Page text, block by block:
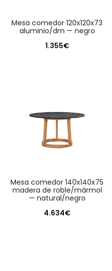
mesa comedor 120x120x73
aluminio/dm — negro
1.355€
mesa comedor 140x140x75
madera de roble/mármol
— natural/negro
4.634€